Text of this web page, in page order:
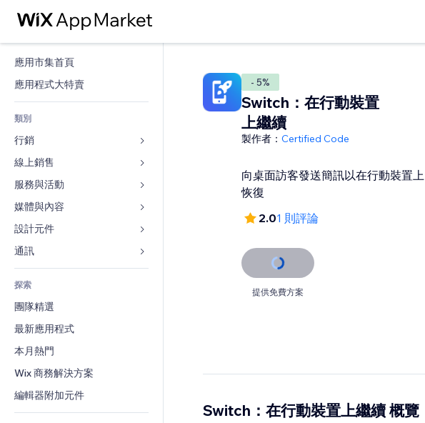
應用市集首頁
應用程式大特賣
類別
行銷
廣告
行動裝置
分析
社交
發佈網站
電子郵件
轉換率
線上銷售
商店應用程式
出貨與送貨
付款按鈕
網路課程
會計
優惠券與酬賓計劃
倉儲解決方案
廠商直送
食品及飲料
服務與活動
旅館
活動
餐廳
不動產
預訂
媒體與內容
圖庫
音樂
Podcast
相片
影片
PDF
檔案分享
新聞
內容服務
設計元件
地圖與導航
隱私與安全性
時鐘
網頁範本
圖片效果
按鈕與選單
橫幅與徽章
計算機
搜尋
表單
部落格
投票
聊天
留言
電話
社群
評價與推薦
探索
團隊精選
最新應用程式
本月熱門
Wix 商務解決方案
編輯器附加元件
- 5%
Switch：在行動裝置
上繼續
製作者： Certified Code
向桌面訪客發送簡訊以在行動裝置上
恢復
2.01 則評論
提供免費方案
Switch：在行動裝置上繼續 概覽